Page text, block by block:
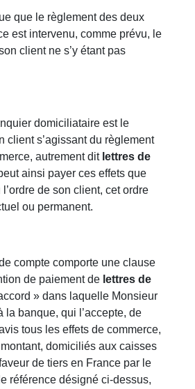
que le règlement des deux
est intervenu, comme prévu, le
client ne s’y étant pas
domiciliataire est le
client s’agissant du règlement
autrement dit lettres de
ainsi payer ces effets que
l’ordre de son client, cet ordre
ou permanent.
compte comporte une clause
de paiement de lettres de
» dans laquelle Monsieur
la banque, qui l’accepte, de
tous les effets de commerce,
domiciliés aux caisses
de tiers en France par le
référence désigné ci-dessus,